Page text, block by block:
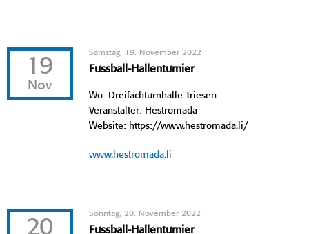
19
Nov
Samstag, 19. November 2022
Fussball-Hallenturnier
Wo: Dreifachturnhalle Triesen
Veranstalter: Hestromada
Website: https://www.hestromada.li/
www.hestromada.li
20
Sonntag, 20. November 2022
Fussball-Hallenturnier